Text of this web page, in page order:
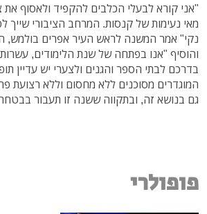
"אני קורא לבעלי הכלבים להקפיד ולאסוף את
מאי נעימות של קנסות. המרחב הציבורי שייך
נקי" אמר המשנה לראש העיר אפרים בולמש,
והוסיף "אנו בפתחה של שנת הלימודים,
בדרכם לבתי הספר והגנים ולצערי יש עדיין
המוגדרים מסוכנים ללא מחסום וללא רצועת
גם בנושא זה, ובתקווה ששנה זו תעבור
פופולרי